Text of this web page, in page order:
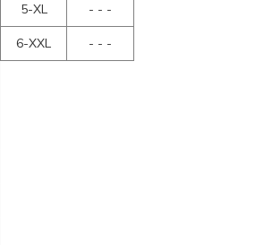
5-XL
- - -
6-XXL
- - -